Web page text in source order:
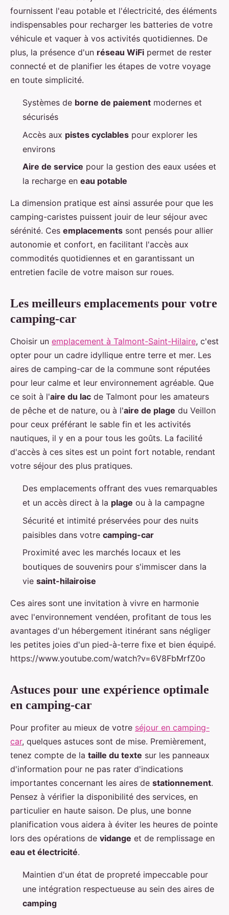
fournissent l'eau potable et l'électricité, des éléments
indispensables pour recharger les batteries de votre
véhicule et vaquer à vos activités quotidiennes. De
plus, la présence d'un réseau WiFi permet de rester
connecté et de planifier les étapes de votre voyage
en toute simplicité.
Systèmes de borne de paiement modernes et
sécurisés
Accès aux pistes cyclables pour explorer les
environs
Aire de service pour la gestion des eaux usées et
la recharge en eau potable
La dimension pratique est ainsi assurée pour que les
camping-caristes puissent jouir de leur séjour avec
sérénité. Ces emplacements sont pensés pour allier
autonomie et confort, en facilitant l'accès aux
commodités quotidiennes et en garantissant un
entretien facile de votre maison sur roues.
Les meilleurs emplacements pour votre
camping-car
Choisir un emplacement à Talmont-Saint-Hilaire, c'est
opter pour un cadre idyllique entre terre et mer. Les
aires de camping-car de la commune sont réputées
pour leur calme et leur environnement agréable. Que
ce soit à l'aire du lac de Talmont pour les amateurs
de pêche et de nature, ou à l'aire de plage du Veillon
pour ceux préférant le sable fin et les activités
nautiques, il y en a pour tous les goûts. La facilité
d'accès à ces sites est un point fort notable, rendant
votre séjour des plus pratiques.
Des emplacements offrant des vues remarquables
et un accès direct à la plage ou à la campagne
Sécurité et intimité préservées pour des nuits
paisibles dans votre camping-car
Proximité avec les marchés locaux et les
boutiques de souvenirs pour s'immiscer dans la
vie saint-hilairoise
Ces aires sont une invitation à vivre en harmonie
avec l'environnement vendéen, profitant de tous les
avantages d'un hébergement itinérant sans négliger
les petites joies d'un pied-à-terre fixe et bien équipé.
https://www.youtube.com/watch?v=6V8FbMrfZ0o
Astuces pour une expérience optimale
en camping-car
Pour profiter au mieux de votre séjour en camping-
car, quelques astuces sont de mise. Premièrement,
tenez compte de la taille du texte sur les panneaux
d'information pour ne pas rater d'indications
importantes concernant les aires de stationnement.
Pensez à vérifier la disponibilité des services, en
particulier en haute saison. De plus, une bonne
planification vous aidera à éviter les heures de pointe
lors des opérations de vidange et de remplissage en
eau et électricité.
Maintien d'un état de propreté impeccable pour
une intégration respectueuse au sein des aires de
camping